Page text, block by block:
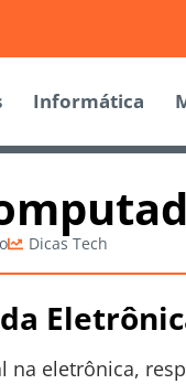
Informática
Dicas Tech
na eletrônica,